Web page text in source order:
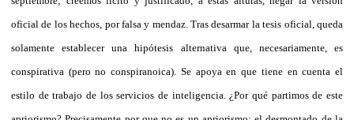
oficial de los hechos, por falsa y mendaz. Tras desarmar la tesis oficial, queda
solamente establecer una hipótesis alternativa que, necesariamente, es
conspirativa (pero no conspiranoica). Se apoya en que tiene en cuenta el
estilo de trabajo de los servicios de inteligencia. ¿Por qué partimos de este